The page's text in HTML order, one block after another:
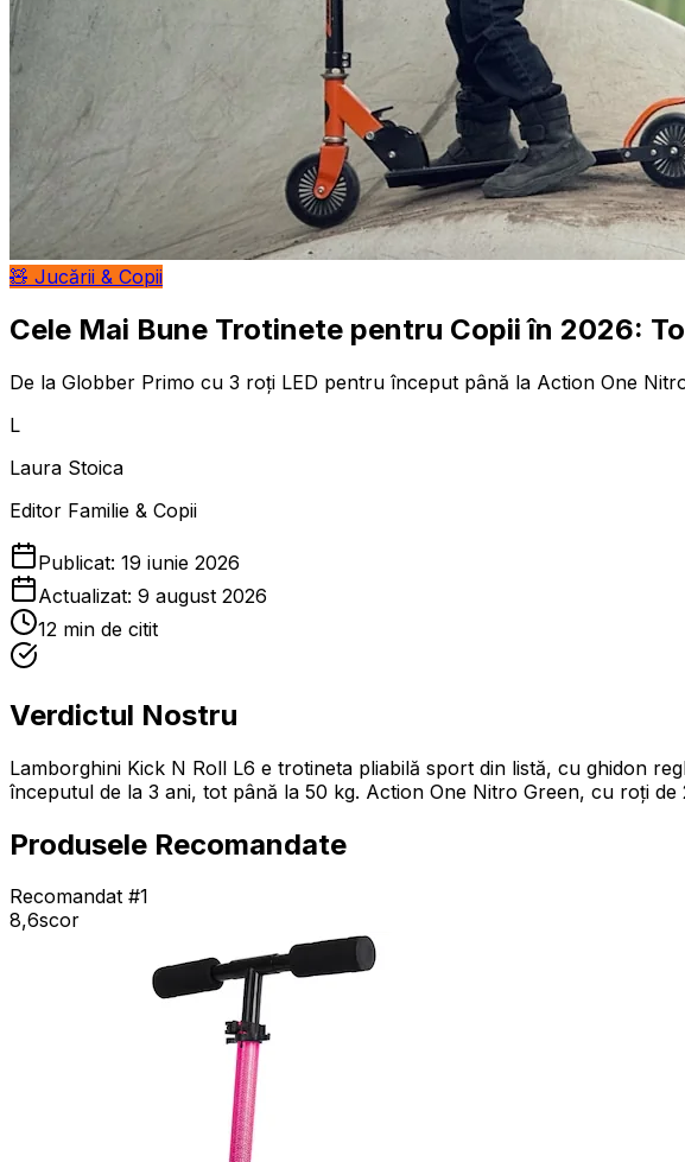
🧸 Jucării & Copii
Cele Mai Bune Trotinete pentru Copii în 2026:
De la Globber Primo cu 3 roți LED pentru început până la Action One
L
Laura Stoica
Editor Familie & Copii
Publicat: 19 iunie 2026
Actualizat: 9 august 2026
12 min de citit
Verdictul Nostru
Lamborghini Kick N Roll L6 e trotineta pliabilă sport din listă, cu ghidon
începutul de la 3 ani, tot până la 50 kg. Action One Nitro Green, cu roți
Produsele Recomandate
Recomandat #1
8,6scor